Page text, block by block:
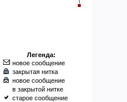
Легенда:
новое сообщение
закрытая нитка
новое сообщение
в закрытой нитке
старое сообщение